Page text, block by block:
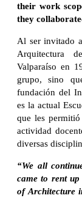
their work
they
Al ser invitado
Arquitectura
Valparaíso en
grupo, sino
fundación del
es la actual
que les
actividad
diversas
“We all
came to rent up
of Architecture